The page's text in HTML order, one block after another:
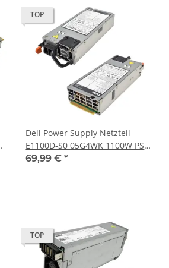
TOP
Dell Power Supply Netzteil
E1100D-S0 05G4WK 1100W PSU
für PowerEdge R620 R720
69,99 €*
TOP